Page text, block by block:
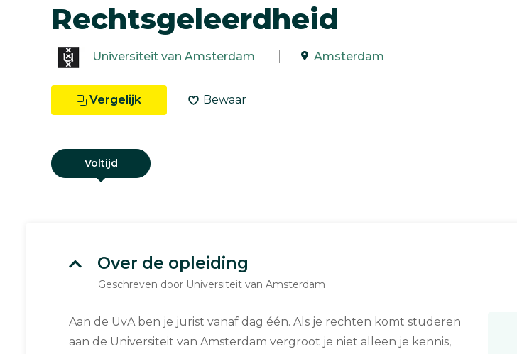
Rechtsgeleerdheid
Universiteit van Amsterdam Amsterdam
Vergelijk Bewaar
Voltijd
Over de opleiding
Geschreven door Universiteit van Amsterdam
Aan de UvA ben je jurist vanaf dag één. Als je rechten komt studeren
aan de Universiteit van Amsterdam vergroot je niet alleen je kennis,